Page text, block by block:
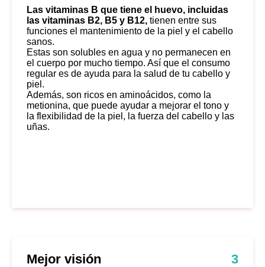
Las vitaminas B que tiene el huevo, incluidas
las vitaminas B2, B5 y B12, tienen entre sus
funciones el mantenimiento de la piel y el cabello
sanos.
Estas son solubles en agua y no permanecen en
el cuerpo por mucho tiempo. Así que el consumo
regular es de ayuda para la salud de tu cabello y
piel.
Además, son ricos en aminoácidos, como la
metionina, que puede ayudar a mejorar el tono y
la flexibilidad de la piel, la fuerza del cabello y las
uñas.
Mejor visión 3